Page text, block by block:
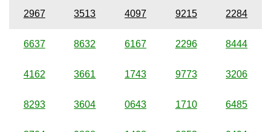
2967 3513 4097 9215 2284
6637 8632 6167 2296 8444
4162 3661 1743 9773 3206
8293 3604 0643 1710 6485